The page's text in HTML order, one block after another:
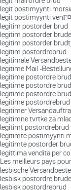
legit postimyynti
legit postimyynti
legitim postorder brud
legitim postorder
legitim postorder
legitim postordrebrud
legitimale
legitime Mail -
legitime postordre
legitime postordre
legitime postordre
legitime
legitimer
legitimne tvrtke za
legitimt postordrebrud
legitimte postimyynti
legitimte postorder
legittima vendita per
Les meilleurs pays
lesbische
lesbisk postordre
lesbisk postordrebrud